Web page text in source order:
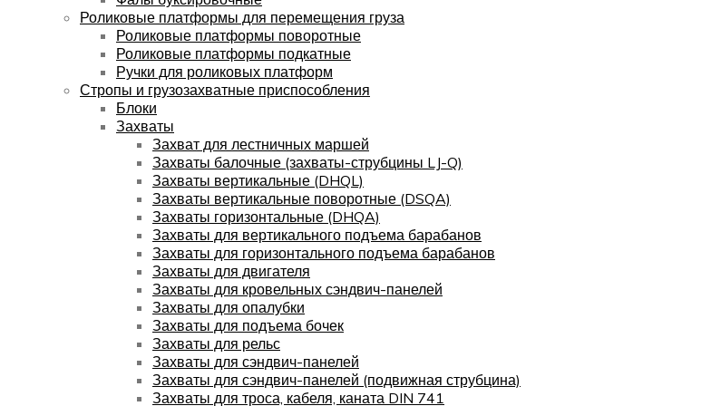
Роликовые платформы для перемещения груза
Роликовые платформы поворотные
Роликовые платформы подкатные
Ручки для роликовых платформ
Стропы и грузозахватные приспособления
Блоки
Захваты
Захват для лестничных маршей
Захваты балочные (захваты-струбцины LJ-Q)
Захваты вертикальные (DHQL)
Захваты вертикальные поворотные (DSQA)
Захваты горизонтальные (DHQA)
Захваты для вертикального подъема барабанов
Захваты для горизонтального подъема барабанов
Захваты для двигателя
Захваты для кровельных сэндвич-панелей
Захваты для опалубки
Захваты для подъема бочек
Захваты для рельс
Захваты для сэндвич-панелей
Захваты для сэндвич-панелей (подвижная струбцина)
Захваты для троса, кабеля, каната DIN 741